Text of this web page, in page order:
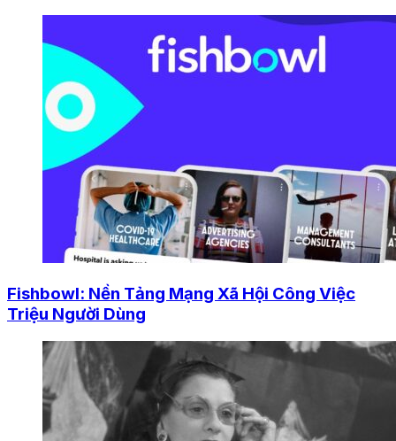
Fishbowl: Nền Tảng Mạng Xã Hội Công Việc
Triệu Người Dùng